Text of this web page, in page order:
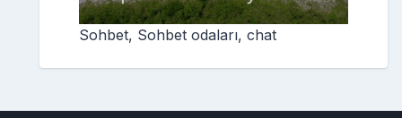
Sohbet, Sohbet odaları, chat